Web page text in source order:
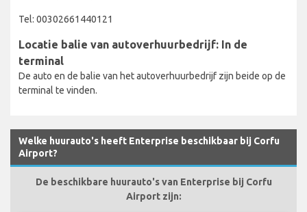
Tel: 00302661440121
Locatie balie van autoverhuurbedrijf: In de
terminal
De auto en de balie van het autoverhuurbedrijf zijn beide op de
terminal te vinden.
Welke huurauto's heeft Enterprise beschikbaar bij Corfu
Airport?
De beschikbare huurauto's van Enterprise bij Corfu
Airport zijn: